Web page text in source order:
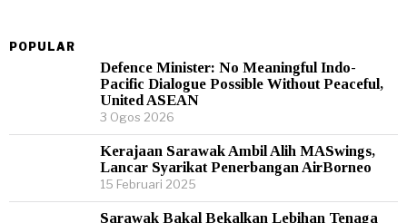
POPULAR
Defence Minister: No Meaningful Indo-
Pacific Dialogue Possible Without Peaceful,
United ASEAN
3 Ogos 2026
Kerajaan Sarawak Ambil Alih MASwings,
Lancar Syarikat Penerbangan AirBorneo
15 Februari 2025
Sarawak Bakal Bekalkan Lebihan Tenaga